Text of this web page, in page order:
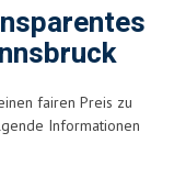
fairen Preis zu
Informationen